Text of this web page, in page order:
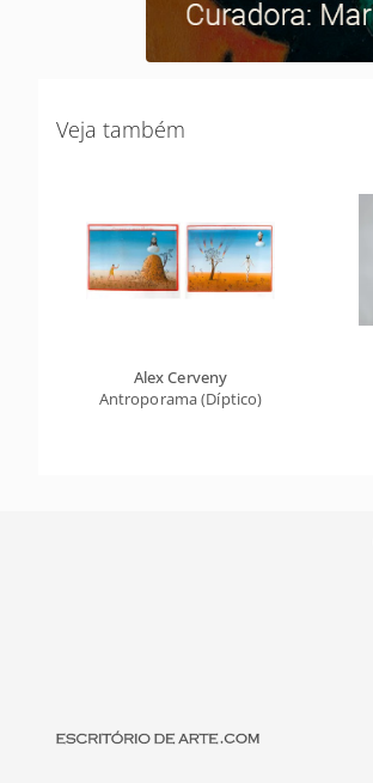
Veja também
Alex Cerveny
Antroporama (Díptico)